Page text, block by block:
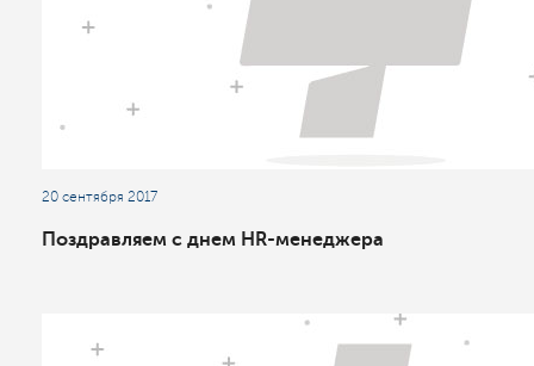
20 сентября 2017
Поздравляем с днем HR-менеджера